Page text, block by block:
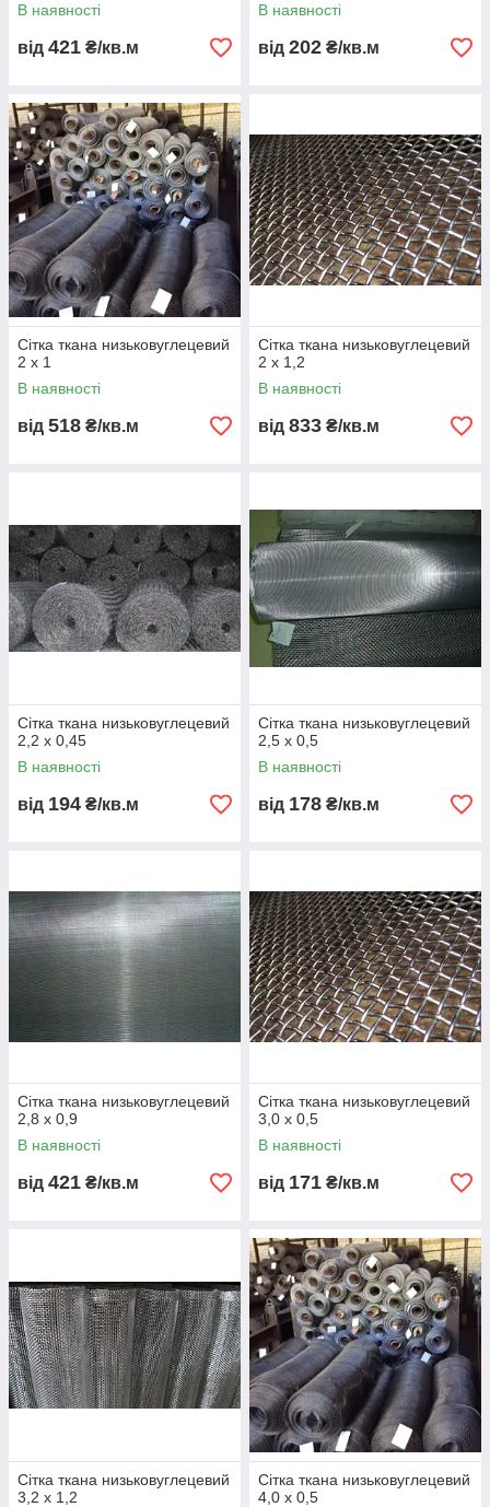
В наявності
від 421 ₴/кв.м
В наявності
від 202 ₴/кв.м
Сітка ткана низьковуглецевий
2 х 1
В наявності
від 518 ₴/кв.м
Сітка ткана низьковуглецевий
2 x 1,2
В наявності
від 833 ₴/кв.м
Сітка ткана низьковуглецевий
2,2 х 0,45
В наявності
від 194 ₴/кв.м
Сітка ткана низьковуглецевий
2,5 х 0,5
В наявності
від 178 ₴/кв.м
Сітка ткана низьковуглецевий
2,8 х 0,9
В наявності
від 421 ₴/кв.м
Сітка ткана низьковуглецевий
3,0 х 0,5
В наявності
від 171 ₴/кв.м
Сітка ткана низьковуглецевий
3,2 x 1,2
Сітка ткана низьковуглецевий
4,0 x 0,5